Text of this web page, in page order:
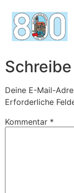
springen
Deine E-Mail-
Erforderliche
Kommentar *